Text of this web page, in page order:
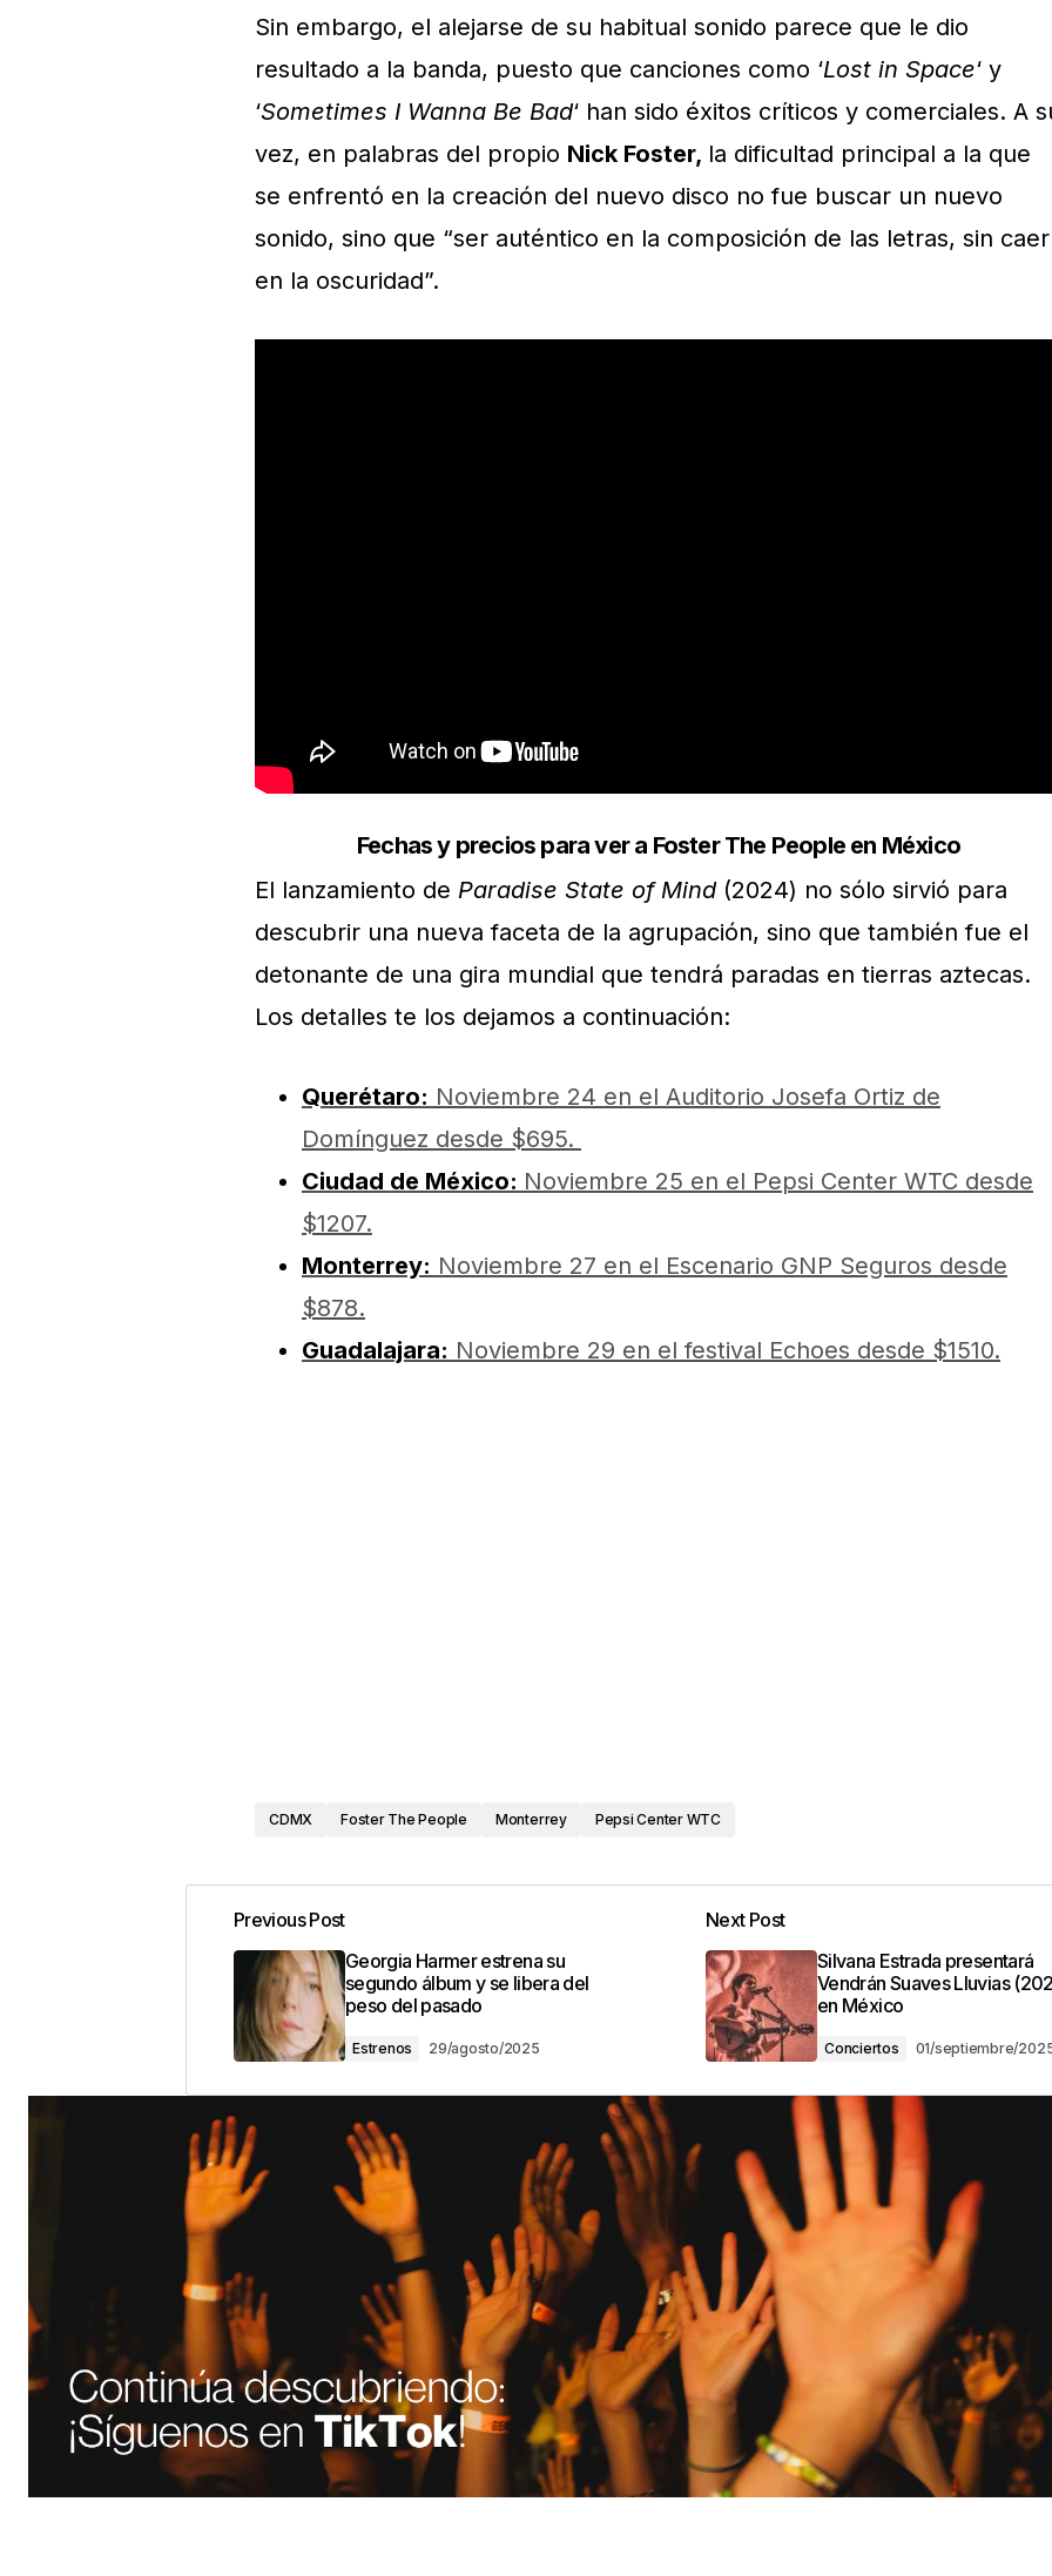
Sin embargo, el alejarse de su habitual sonido parece que le dio
resultado a la banda, puesto que canciones como ‘Lost in Space‘ y
‘Sometimes I Wanna Be Bad‘ han sido éxitos críticos y comerciales. A
vez, en palabras del propio Nick Foster, la dificultad principal a la que
se enfrentó en la creación del nuevo disco no fue buscar un nuevo
sonido, sino que “ser auténtico en la composición de las letras, sin caer
en la oscuridad”.
Fechas y precios para ver a Foster The People en México
El lanzamiento de Paradise State of Mind(2024) no sólo sirvió para
descubrir una nueva faceta de la agrupación, sino que también fue el
detonante de una gira mundial que tendrá paradas en tierras aztecas.
Los detalles te los dejamos a continuación:
Querétaro: Noviembre 24 en el Auditorio Josefa Ortiz de
Domínguez desde $695.
Ciudad de México: Noviembre 25 en el Pepsi Center WTC desde
$1207.
Monterrey: Noviembre 27 en el Escenario GNP Seguros desde
$878.
Guadalajara: Noviembre 29 en el festival Echoes desde $1510.
CDMX Foster The People Monterrey Pepsi Center WTC
Previous Post
Georgia Harmer estrena su
segundo álbum y se libera del
peso del pasado
Estrenos 29/agosto/2025
Next Post
Silvana Estrada presentará
Vendrán Suaves Lluvias
en México
Conciertos 01/septiembre/